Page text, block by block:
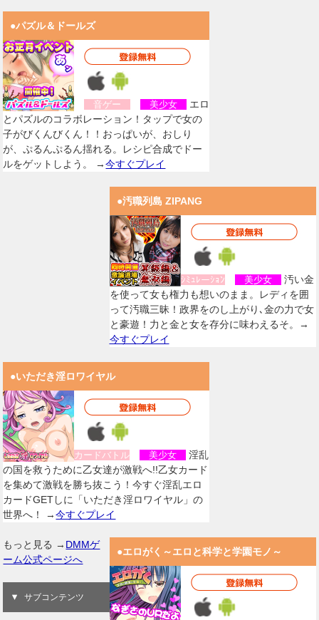
●パズル＆ドールズ
音ゲー 美少女
エロ
とパズルのコラボレーション！タップで女の
子がびくんびくん！！おっぱいが、おしり
が、ぷるんぷるん揺れる。レシピ合成でドー
ルをゲットしよう。 →今すぐプレイ
●汚職列島 ZIPANG
ｼﾐｭﾚーｼｮﾝ 美少女
汚い金
を使って女も権力も想いのまま。レディを囲
って汚職三昧！政界をのし上がり､金の力で女
と豪遊！力と金と女を存分に味わえるそ。→
今すぐプレイ
●いただき淫ロワイヤル
カードバトル 美少女
淫乱
の国を救うために乙女達が激戦へ!!乙女カード
を集めて激戦を勝ち抜こう！今すぐ淫乱エロ
カードGETしに「いただき淫ロワイヤル」の
世界へ！ →今すぐプレイ
●エロがく～エロと科学と学園モノ～
もっと見る → DMMゲ
ーム公式ページへ
サブコンテンツ